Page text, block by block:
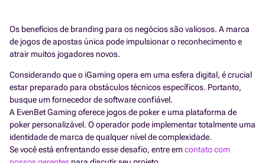
Os benefícios de branding para os negócios são valiosos. A marca
de jogos de apostas única pode impulsionar o reconhecimento e
atrair muitos jogadores novos.
Considerando que o iGaming opera em uma esfera digital, é crucial
estar preparado para obstáculos técnicos específicos. Portanto,
busque um fornecedor de software confiável.
A EvenBet Gaming oferece jogos de poker e uma plataforma de
poker personalizável. O operador pode implementar totalmente uma
identidade de marca de qualquer nível de complexidade.
Se você está enfrentando esse desafio, entre emcontato com